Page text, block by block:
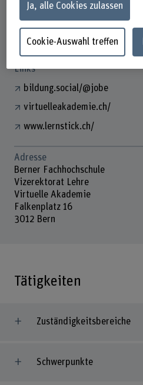
E-Mail anzeigen
www.bfh.ch/de/joerg-berkel
Links
bildung.social/@jobe
virtuelleakademie.ch/
www.lernstick.ch/
Adresse
Berner Fachhochschule
Vizerektorat Lehre
Virtuelle Akademie
Falkenplatz 16
3012 Bern
Tätigkeiten
Zuständigkeitsbereiche
Schwerpunkte
Ja, alle Cookies zulassen
Cookie-Auswahl treffen